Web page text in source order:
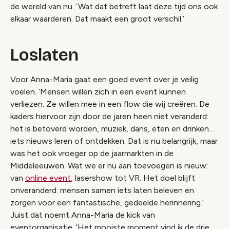
de wereld van nu. ´Wat dat betreft laat deze tijd ons ook
elkaar waarderen. Dat maakt een groot verschil.’
Loslaten
Voor Anna-Maria gaat een goed event over je veilig
voelen. ‘Mensen willen zich in een event kunnen
verliezen. Ze willen mee in een flow die wij creëren. De
kaders hiervoor zijn door de jaren heen niet veranderd:
het is betoverd worden, muziek, dans, eten en drinken…
iets nieuws leren of ontdekken. Dat is nu belangrijk, maar
was het ook vroeger op de jaarmarkten in de
Middeleeuwen. Wat we er nu aan toevoegen is nieuw:
van online event , lasershow tot VR. Het doel blijft
onveranderd: mensen samen iets laten beleven en
zorgen voor een fantastische, gedeelde herinnering.’
Juist dat noemt Anna-Maria de kick van
eventorganisatie. ‘Het mooiste moment vind ik de drie